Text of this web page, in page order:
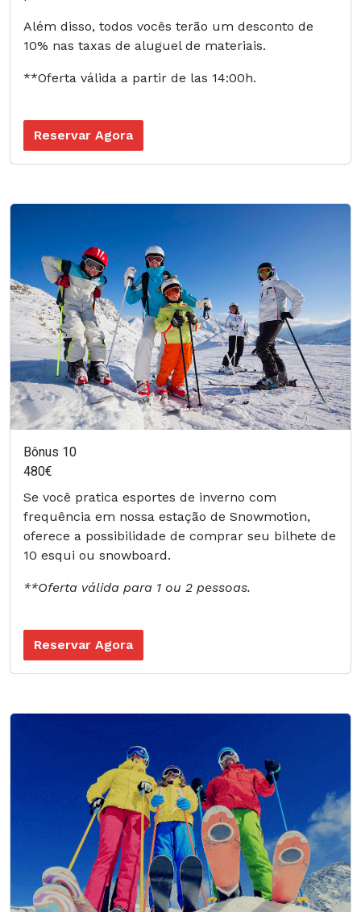
Além disso, todos vocês terão um desconto de
10% nas taxas de aluguel de materiais.
**Oferta válida a partir de las 14:00h.
Reservar Agora
Bônus 10
480€
Se você pratica esportes de inverno com
frequência em nossa estação de Snowmotion,
oferece a possibilidade de comprar seu bilhete de
10 esqui ou snowboard.
**Oferta válida para 1 ou 2 pessoas.
Reservar Agora